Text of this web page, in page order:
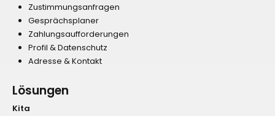
Zustimmungsanfragen
Gesprächsplaner
Zahlungsaufforderungen
Profil & Datenschutz
Adresse & Kontakt
Lösungen
Kita